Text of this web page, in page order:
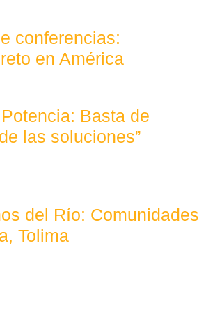
conferencias:
en América
Basta de
las soluciones”
del Río: Comunidades
Tolima